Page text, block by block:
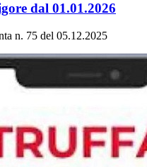
dal 01.01.2026
n. 75 del 05.12.2025